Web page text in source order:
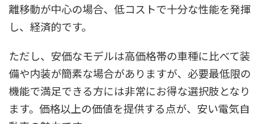
離移動が中心の場合、低コストで十分な性能を発揮
し、経済的です。
ただし、安価なモデルは高価格帯の車種に比べて装
備や内装が簡素な場合がありますが、必要最低限の
機能で満足できる方には非常にお得な選択肢となり
ます。価格以上の価値を提供する点が、安い電気自